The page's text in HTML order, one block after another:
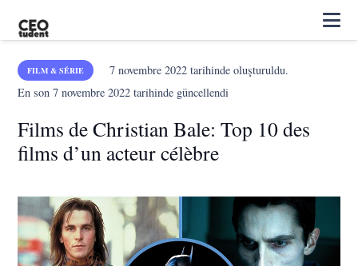
FILM & SÉRIE 7 novembre 2022tarihinde oluşturuldu.
En son7 novembre 2022 tarihinde güncellendi
Films de Christian Bale: Top 10 des
films d’un acteur célèbre